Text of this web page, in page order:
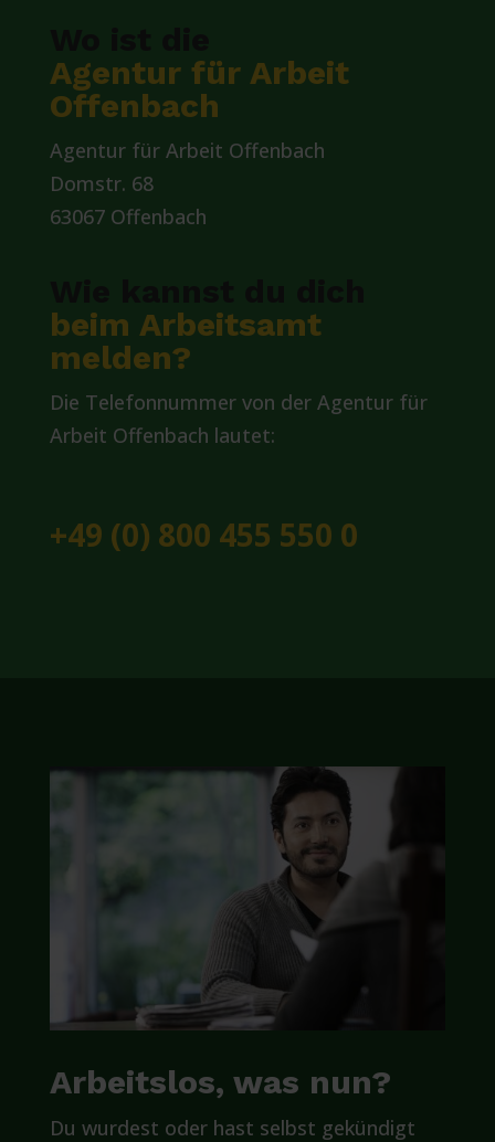
Agentur für Arbeit
Offenbach
Agentur für Arbeit Offenbach
Domstr. 68
63067 Offenbach
beim Arbeitsamt
melden?
Die Telefonnummer von der Agentur für
Arbeit Offenbach lautet:
+49 (0) 800 455 550 0
Arbeitslos, was nun?
Du wurdest oder hast selbst gekündigt